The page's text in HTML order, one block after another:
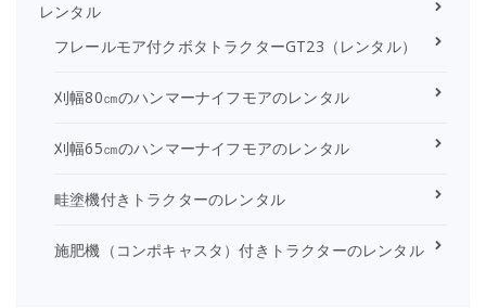
レンタル
フレールモア付クボタトラクターGT23（レンタル）
刈幅80㎝のハンマーナイフモアのレンタル
刈幅65㎝のハンマーナイフモアのレンタル
畦塗機付きトラクターのレンタル
施肥機（コンポキャスタ）付きトラクターのレンタル